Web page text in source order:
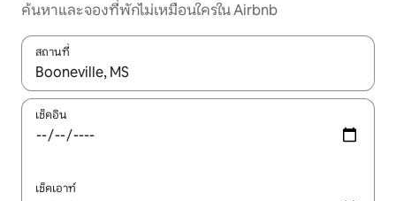
ค้นหาและจองที่พักไม่เหมือนใครใน Airbnb
สถานที่
ใช้ลูกศรขึ้นลง หรือใช้การสัมผัสหรือปัด เพื่อสำรวจผลการค้นหา
เช็คอิน
เช็คเอาท์